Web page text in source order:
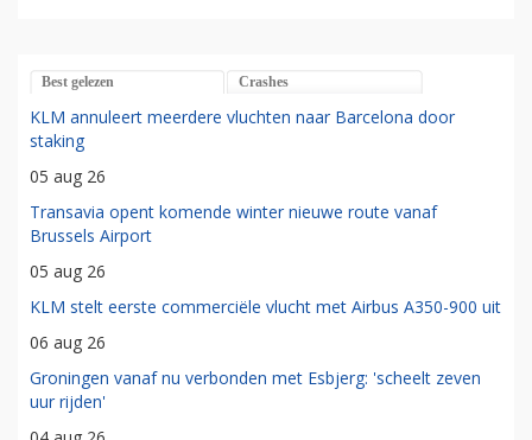
Best gelezen Crashes
KLM annuleert meerdere vluchten naar Barcelona door
staking
05 aug 26
Transavia opent komende winter nieuwe route vanaf
Brussels Airport
05 aug 26
KLM stelt eerste commerciële vlucht met Airbus A350-900 uit
06 aug 26
Groningen vanaf nu verbonden met Esbjerg: 'scheelt zeven
uur rijden'